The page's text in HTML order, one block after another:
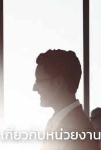
เกี่ยวกับหน่วยงาน